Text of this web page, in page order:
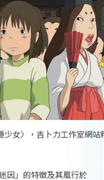
少女〉，吉卜力工作室網站
因」的特徵及其風行於